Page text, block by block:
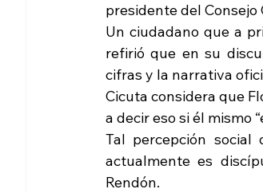
presidente del
Un ciudadano que a
refirió que en su
cifras y la narrativa
Cicuta considera que
a decir eso si él mismo
Tal percepción social
actualmente es
Rendón.